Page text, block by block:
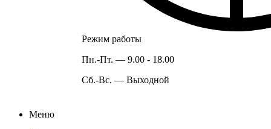
Режим работы
Пн.-Пт. — 9.00 - 18.00
Сб.-Вс. — Выходной
Меню